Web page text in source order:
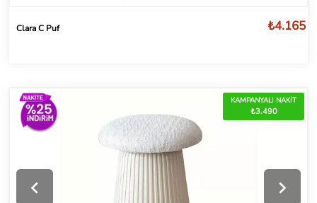
Clara C Puf ₺4.165
KAMPANYALI NAKİT
₺3.490